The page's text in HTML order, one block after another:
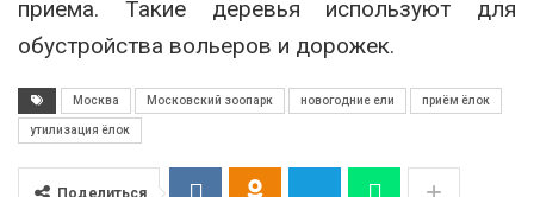
приема. Такие деревья используют для
обустройства вольеров и дорожек.
Москва Московский зоопарк новогодние ели приём ёлок
утилизация ёлок
Поделиться